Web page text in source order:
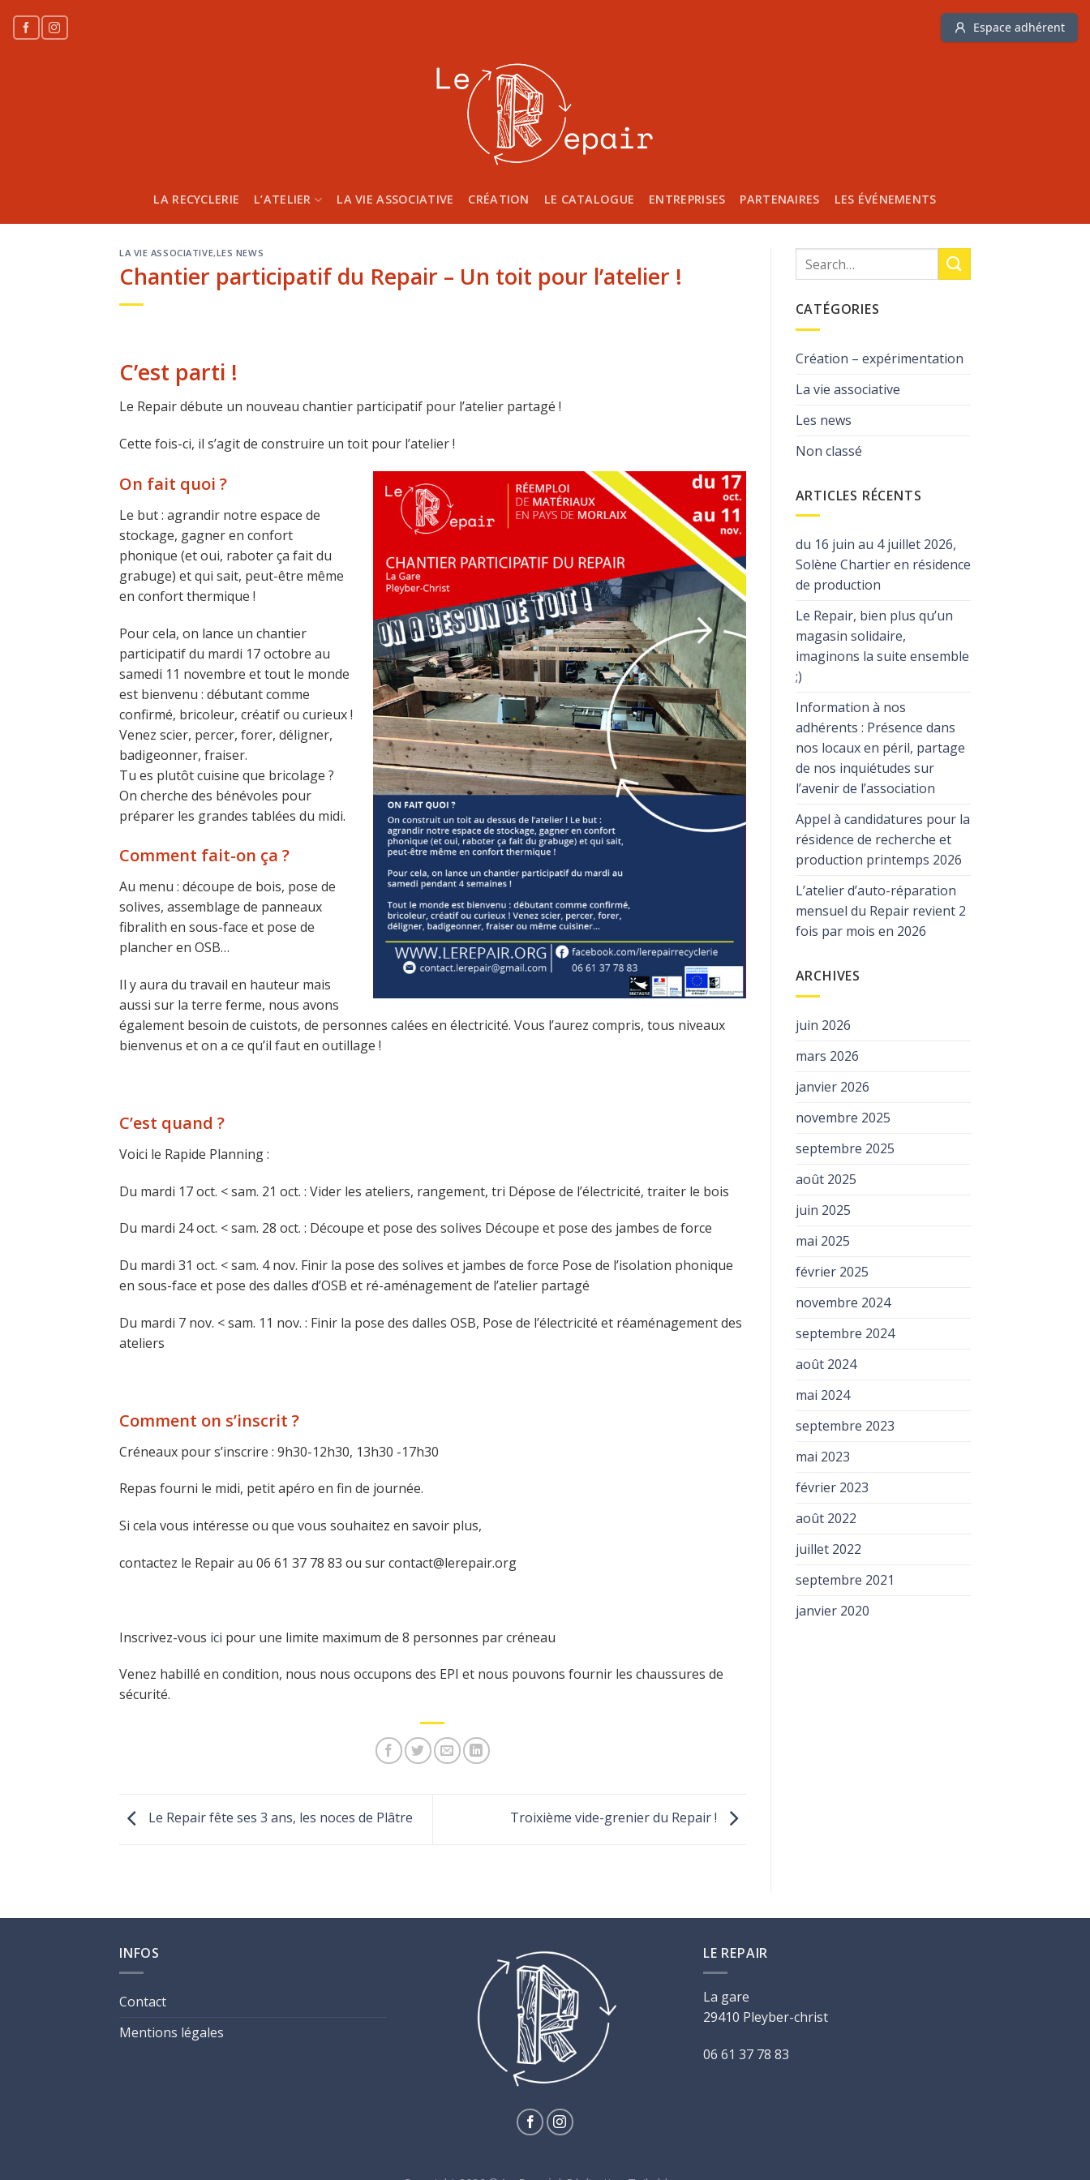
Espace adhérent
LA RECYCLERIE L’ATELIER LA VIE ASSOCIATIVE CRÉATION LE CATALOGUE ENTREPRISES PARTENAIRES LES ÉVÉNEMENTS
LA VIE ASSOCIATIVE,LES NEWS
Chantier participatif du Repair – Un toit pour l’atelier !
C’est parti !
Le Repair débute un nouveau chantier participatif pour l’atelier partagé !
Cette fois-ci, il s’agit de construire un toit pour l’atelier !
On fait quoi ?
Le but : agrandir notre espace de
stockage, gagner en confort
phonique (et oui, raboter ça fait du
grabuge) et qui sait, peut-être même
en confort thermique !
Pour cela, on lance un chantier
participatif du mardi 17 octobre au
samedi 11 novembre et tout le monde
est bienvenu : débutant comme
confirmé, bricoleur, créatif ou curieux !
Venez scier, percer, forer, déligner,
badigeonner, fraiser.
Tu es plutôt cuisine que bricolage ?
On cherche des bénévoles pour
préparer les grandes tablées du midi.
Comment fait-on ça ?
Au menu : découpe de bois, pose de
solives, assemblage de panneaux
fibralith en sous-face et pose de
plancher en OSB…
Il y aura du travail en hauteur mais
aussi sur la terre ferme, nous avons
également besoin de cuistots, de personnes calées en électricité. Vous l’aurez compris, tous niveaux
bienvenus et on a ce qu’il faut en outillage !
C’est quand ?
Voici le Rapide Planning :
Du mardi 17 oct. < sam. 21 oct. : Vider les ateliers, rangement, tri Dépose de l’électricité, traiter le bois
Du mardi 24 oct. < sam. 28 oct. : Découpe et pose des solives Découpe et pose des jambes de force
Du mardi 31 oct. < sam. 4 nov. Finir la pose des solives et jambes de force Pose de l’isolation phonique
en sous-face et pose des dalles d’OSB et ré-aménagement de l’atelier partagé
Du mardi 7 nov. < sam. 11 nov. : Finir la pose des dalles OSB, Pose de l’électricité et réaménagement des
ateliers
Comment on s’inscrit ?
Créneaux pour s’inscrire : 9h30-12h30, 13h30 -17h30
Repas fourni le midi, petit apéro en fin de journée.
Si cela vous intéresse ou que vous souhaitez en savoir plus,
contactez le Repair au 06 61 37 78 83 ou sur contact@lerepair.org
Inscrivez-vous ici pour une limite maximum de 8 personnes par créneau
Venez habillé en condition, nous nous occupons des EPI et nous pouvons fournir les chaussures de
sécurité.
Le Repair fête ses 3 ans, les noces de Plâtre Troixième vide-grenier du Repair !
CATÉGORIES
Création – expérimentation
La vie associative
Les news
Non classé
ARTICLES RÉCENTS
du 16 juin au 4 juillet 2026,
Solène Chartier en résidence
de production
Le Repair, bien plus qu’un
magasin solidaire,
imaginons la suite ensemble
;)
Information à nos
adhérents : Présence dans
nos locaux en péril, partage
de nos inquiétudes sur
l’avenir de l’association
Appel à candidatures pour la
résidence de recherche et
production printemps 2026
L’atelier d’auto-réparation
mensuel du Repair revient 2
fois par mois en 2026
ARCHIVES
juin 2026
mars 2026
janvier 2026
novembre 2025
septembre 2025
août 2025
juin 2025
mai 2025
février 2025
novembre 2024
septembre 2024
août 2024
mai 2024
septembre 2023
mai 2023
février 2023
août 2022
juillet 2022
septembre 2021
janvier 2020
INFOS
Contact
Mentions légales
LE REPAIR
La gare
29410 Pleyber-christ
06 61 37 78 83